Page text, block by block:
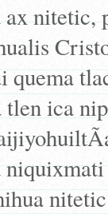
ax nitetic,
quema
ica